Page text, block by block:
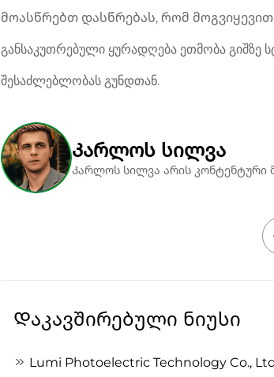
მოასწრებთ დასწრებას, რომ მოგვიყევით
განსაკუთრებული ყურადღება ეთმობა
შესაძლებლობას გუნდთან.
Კარლოს სილვა
Კარლოს სილვა არის კონტენტური
Დაკავშირებული ნიუსი
Lumi Photoelectric Technology Co.,